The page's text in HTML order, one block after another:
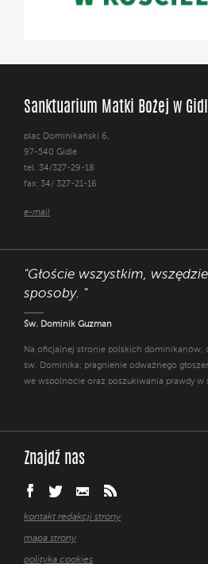
Sanktuarium Matki Bożej w
plac Dominikański 6,
97-540 Gidle
tel. 34/327-29-18
fax: 34/ 327-21-16
e-mail
"Głoście wszystkim,
sposoby. "
Św. Dominik Guzman
Na oficjalnej stronie polskich dominikanów,
św. Dominika: pragnienie odważnego
we wspólnocie oraz poszukiwania prawdy w
Znajdź nas
kontakt redakcji strony
mapa strony
polityka cookies